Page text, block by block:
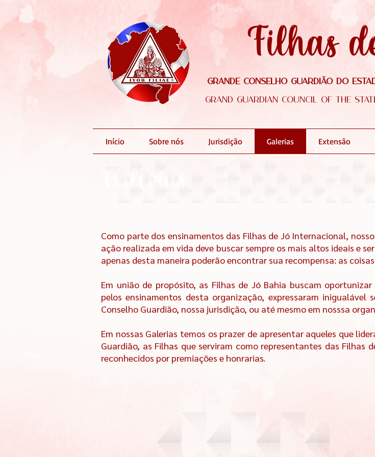
Filhas
Grande Conselho Guardião do
Grand Guardian Council of the
Início Sobre nós Jurisdição Galerias Extensão
Como parte dos ensinamentos das Filhas de Jó Internacional,
ação realizada em vida deve buscar sempre os mais altos ideais e
apenas desta maneira poderão encontrar sua recompensa: as
Em união de propósito, as Filhas de Jó Bahia buscam
pelos ensinamentos desta organização, expressaram
Conselho Guardião, nossa jurisdição, ou até mesmo em nosssa
Em nossas Galerias temos os prazer de apresentar aqueles que
Guardião, as Filhas que serviram como representantes das Filhas
reconhecidos por premiações e honrarias.